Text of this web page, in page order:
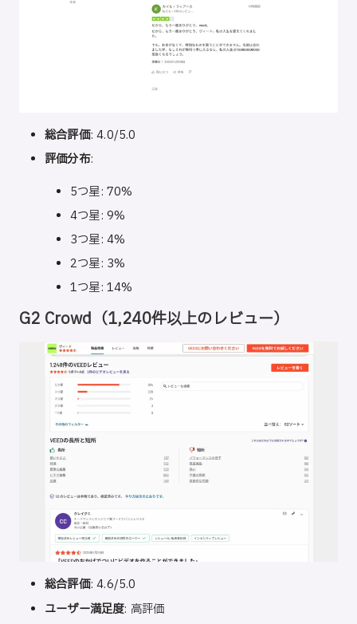
総合評価: 4.0/5.0
評価分布:
5つ星: 70%
4つ星: 9%
3つ星: 4%
2つ星: 3%
1つ星: 14%
G2 Crowd （1,240件以上のレビュー）
総合評価: 4.6/5.0
ユーザー満足度: 高評価